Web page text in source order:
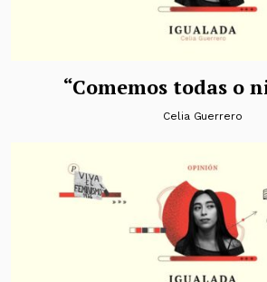
“Comemos todas o
Celia Guerrero